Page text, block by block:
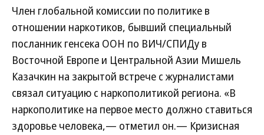
Член глобальной комиссии по политике в
отношении наркотиков, бывший специальный
посланник генсека ООН по ВИЧ/СПИДу в
Восточной Европе и Центральной Азии Мишель
Казачкин на закрытой встрече с журналистами
связал ситуацию с наркополитикой региона. «В
наркополитике на первое место должно ставиться
здоровье человека,— отметил он.— Кризисная